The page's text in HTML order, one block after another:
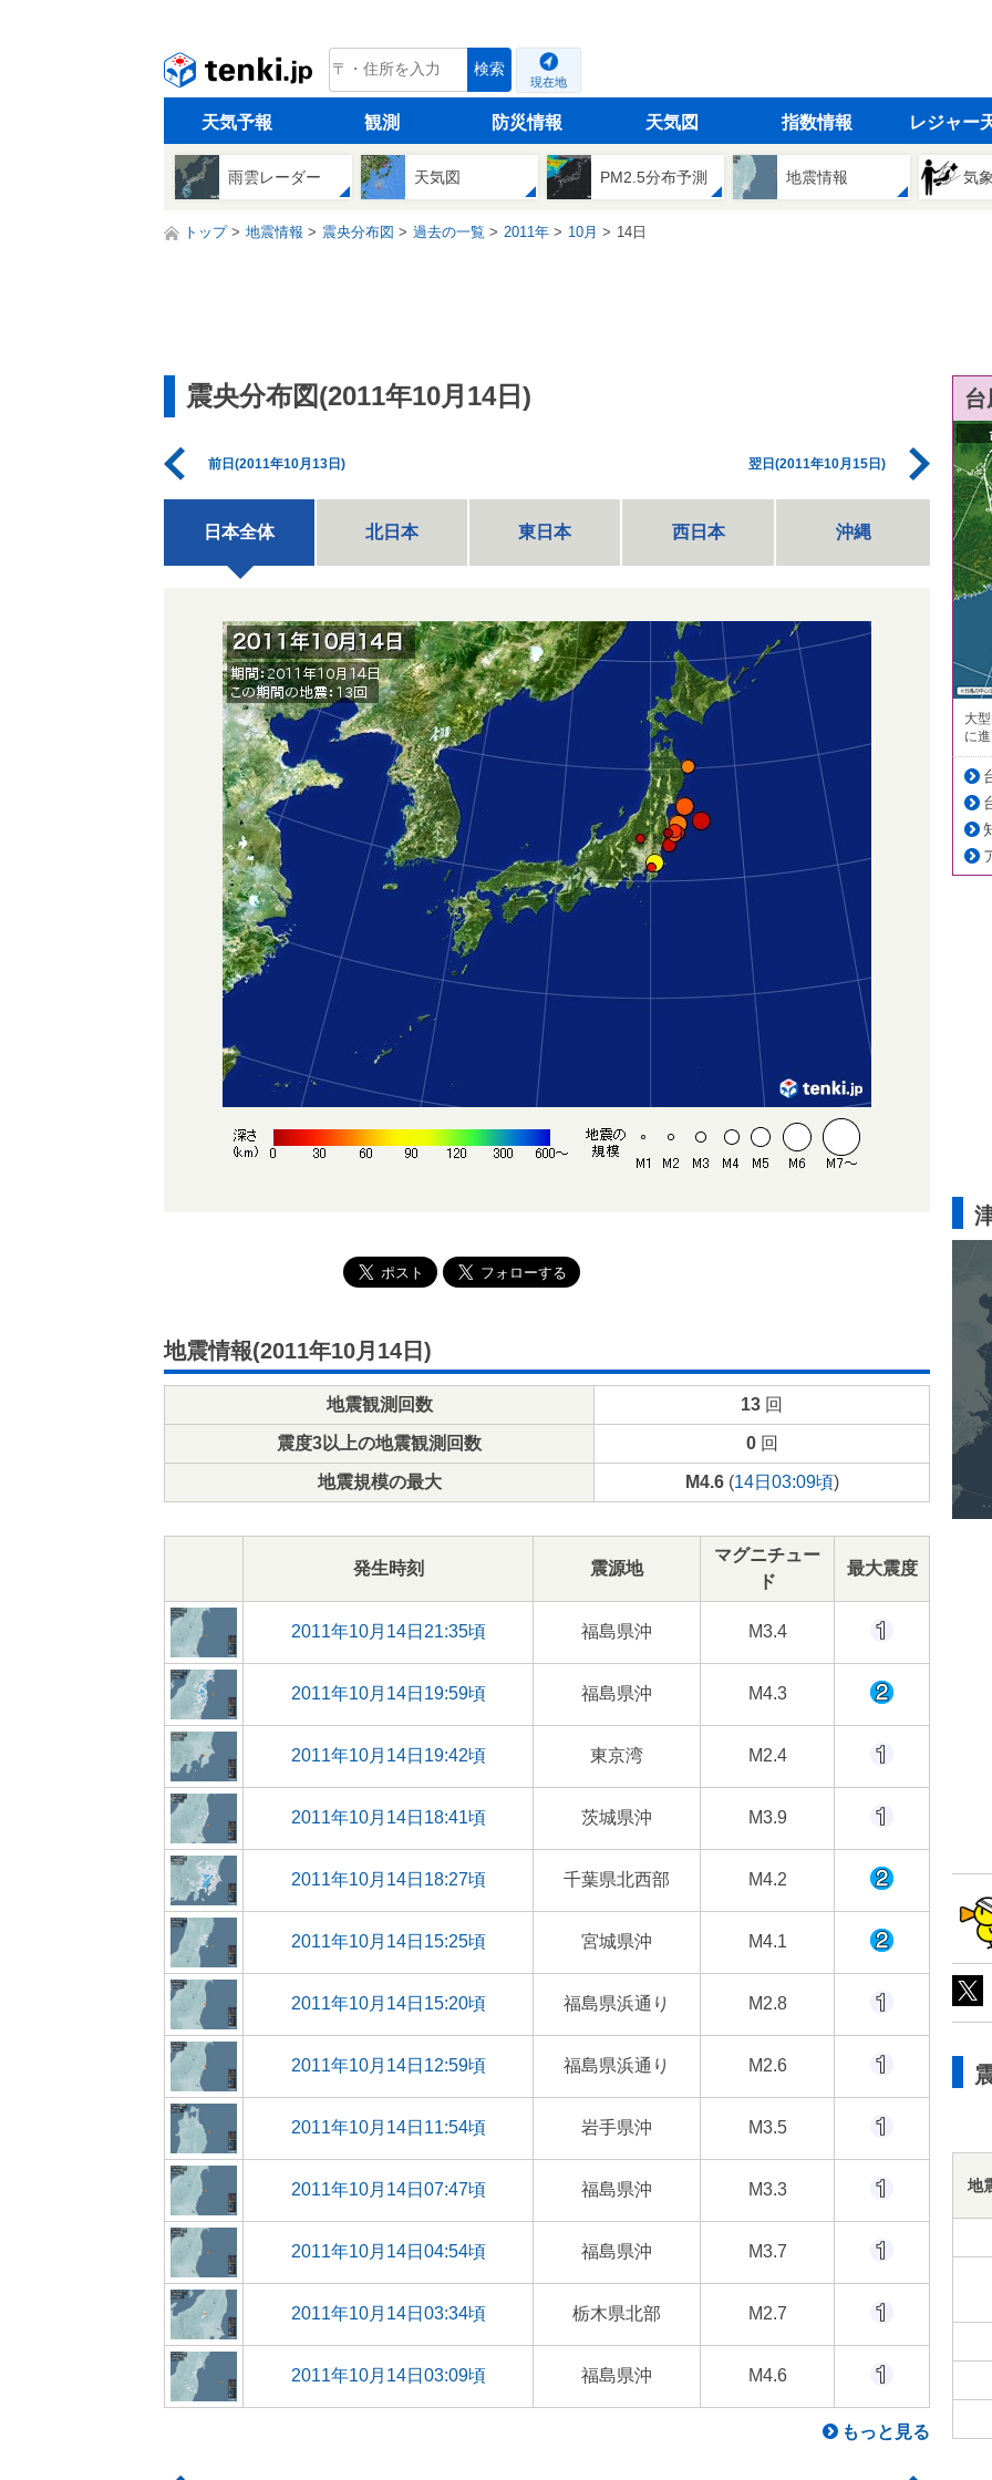
tenki.jp 検索
現在地
天気予報 観測 防災情報 天気図 指数情報 レジャー
雨雲レーダー 天気図 PM2.5分布予測 地震情報 気
トップ 地震情報 震央分布図 過去の一覧 2011年 10月 14日
震央分布図(2011年10月14日)
前日(2011年10月13日) 翌日(2011年10月15日)
日本全体 北日本 東日本 西日本 沖縄
地震情報(2011年10月14日)
地震観測回数 13 回
震度3以上の地震観測回数 0回
地震規模の最大 M4.6(14日03:09頃)
発生時刻 震源地
マグニチュー
ド
最大震度
2011年10月14日21:35頃 福島県沖 M3.4
2011年10月14日19:59頃 福島県沖 M4.3
2011年10月14日19:42頃 東京湾 M2.4
2011年10月14日18:41頃 茨城県沖 M3.9
2011年10月14日18:27頃 千葉県北西部 M4.2
2011年10月14日15:25頃 宮城県沖 M4.1
2011年10月14日15:20頃 福島県浜通り M2.8
2011年10月14日12:59頃 福島県浜通り M2.6
2011年10月14日11:54頃 岩手県沖 M3.5
2011年10月14日07:47頃 福島県沖 M3.3
2011年10月14日04:54頃 福島県沖 M3.7
2011年10月14日03:34頃 栃木県北部 M2.7
2011年10月14日03:09頃 福島県沖 M4.6
もっと見る
大
に
地